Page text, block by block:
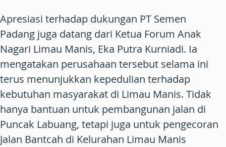
Apresiasi terhadap dukungan PT Semen
Padang juga datang dari Ketua Forum Anak
Nagari Limau Manis, Eka Putra Kurniadi. Ia
mengatakan perusahaan tersebut selama ini
terus menunjukkan kepedulian terhadap
kebutuhan masyarakat di Limau Manis. Tidak
hanya bantuan untuk pembangunan jalan di
Puncak Labuang, tetapi juga untuk pengecoran
Jalan Bantcah di Kelurahan Limau Manis